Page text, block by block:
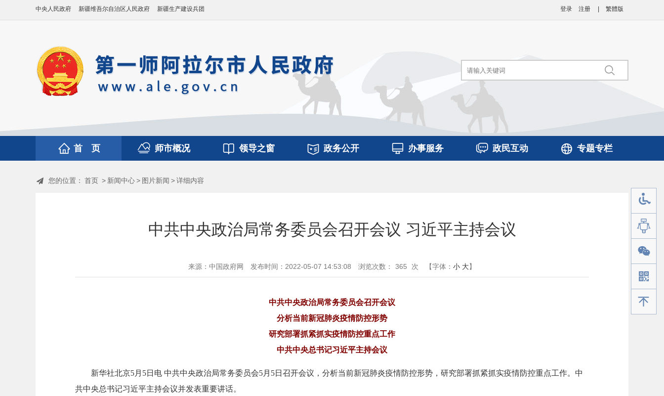
登录 注册 繁體版
中央人民政府 新疆维吾尔自治区人民政府 新疆生产建设兵团
首 页 师市概况 领导之窗 政务公开 办事服务 政民互动 专题专栏
您的位置： 首页 > 新闻中心> 图片新闻 >详细内容
中共中央政治局常务委员会召开会议 习近平主持会议
来源：中国政府网 发布时间：2022-05-07 14:53:08 浏览次数： 365 次 【字体： 小 大】
中共中央政治局常务委员会召开会议
分析当前新冠肺炎疫情防控形势
研究部署抓紧抓实疫情防控重点工作
中共中央总书记习近平主持会议
新华社北京5月5日电 中共中央政治局常务委员会5月5日召开会议，分析当前新冠肺炎疫情防控形势，研究部署抓紧抓实疫情防控重点工作。中
共中央总书记习近平主持会议并发表重要讲话。
手机版